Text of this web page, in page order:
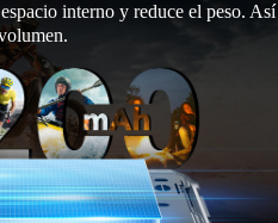
interno y reduce el peso. Así